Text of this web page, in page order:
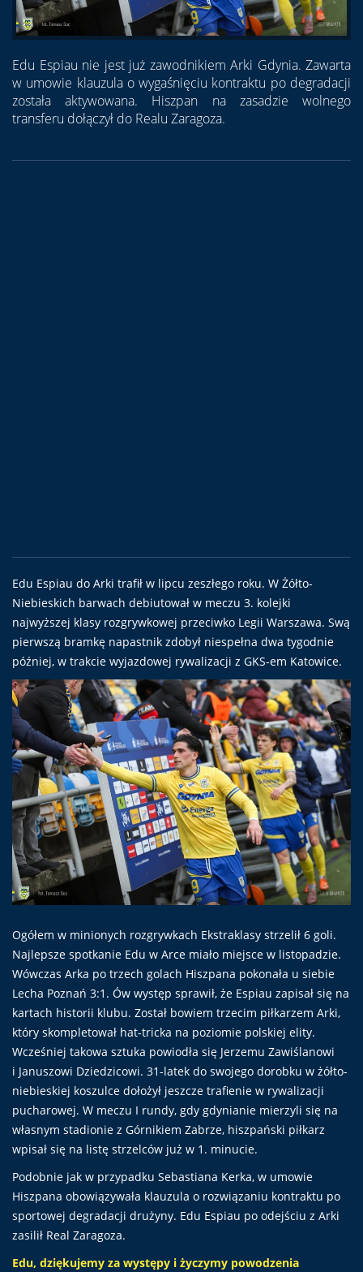
Edu Espiau nie jest już zawodnikiem Arki Gdynia. Zawarta
w umowie klauzula o wygaśnięciu kontraktu po degradacji
została aktywowana. Hiszpan na zasadzie wolnego
transferu dołączył do Realu Zaragoza.
Edu Espiau do Arki trafił w lipcu zeszłego roku. W Żółto-
Niebieskich barwach debiutował w meczu 3. kolejki
najwyższej klasy rozgrywkowej przeciwko Legii Warszawa. Swą
pierwszą bramkę napastnik zdobył niespełna dwa tygodnie
później, w trakcie wyjazdowej rywalizacji z GKS-em Katowice.
Ogółem w minionych rozgrywkach Ekstraklasy strzelił 6 goli.
Najlepsze spotkanie Edu w Arce miało miejsce w listopadzie.
Wówczas Arka po trzech golach Hiszpana pokonała u siebie
Lecha Poznań 3:1. Ów występ sprawił, że Espiau zapisał się na
kartach historii klubu. Został bowiem trzecim piłkarzem Arki,
który skompletował hat-tricka na poziomie polskiej elity.
Wcześniej takowa sztuka powiodła się Jerzemu Zawiślanowi
i Januszowi Dziedzicowi. 31-latek do swojego dorobku w żółto-
niebieskiej koszulce dołożył jeszcze trafienie w rywalizacji
pucharowej. W meczu I rundy, gdy gdynianie mierzyli się na
własnym stadionie z Górnikiem Zabrze, hiszpański piłkarz
wpisał się na listę strzelców już w 1. minucie.
Podobnie jak w przypadku Sebastiana Kerka, w umowie
Hiszpana obowiązywała klauzula o rozwiązaniu kontraktu po
sportowej degradacji drużyny. Edu Espiau po odejściu z Arki
zasilił Real Zaragoza.
Edu, dziękujemy za występy i życzymy powodzenia